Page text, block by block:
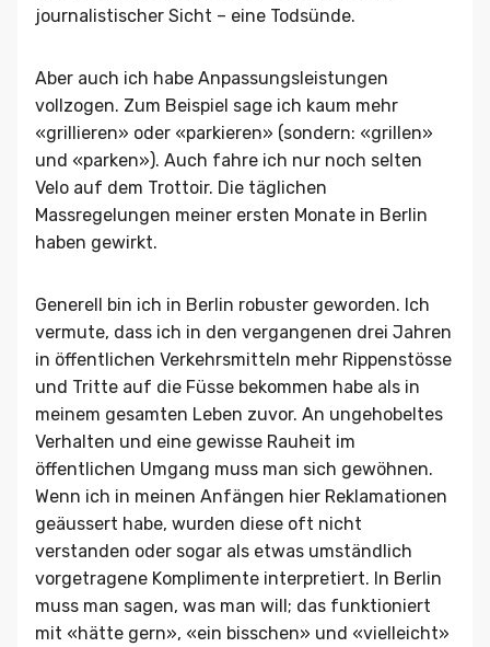
journalistischer Sicht – eine Todsünde.
Aber auch ich habe Anpassungsleistungen
vollzogen. Zum Beispiel sage ich kaum mehr
«grillieren» oder «parkieren» (sondern: «grillen»
und «parken»). Auch fahre ich nur noch selten
Velo auf dem Trottoir. Die täglichen
Massregelungen meiner ersten Monate in Berlin
haben gewirkt.
Generell bin ich in Berlin robuster geworden. Ich
vermute, dass ich in den vergangenen drei Jahren
in öffentlichen Verkehrsmitteln mehr Rippenstösse
und Tritte auf die Füsse bekommen habe als in
meinem gesamten Leben zuvor. An ungehobeltes
Verhalten und eine gewisse Rauheit im
öffentlichen Umgang muss man sich gewöhnen.
Wenn ich in meinen Anfängen hier Reklamationen
geäussert habe, wurden diese oft nicht
verstanden oder sogar als etwas umständlich
vorgetragene Komplimente interpretiert. In Berlin
muss man sagen, was man will; das funktioniert
mit «hätte gern», «ein bisschen» und «vielleicht»